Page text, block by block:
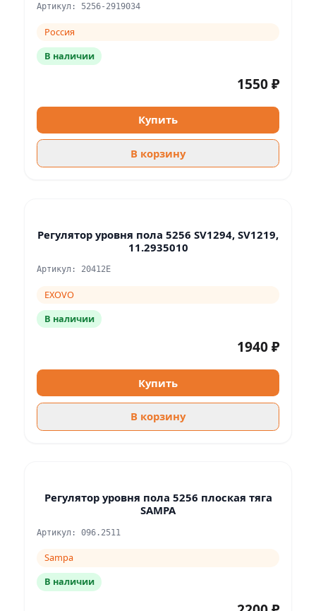
Артикул: 5256-2919034
Россия
В наличии
1550 ₽
Купить
В корзину
Регулятор уровня пола 5256 SV1294, SV1219,
11.2935010
Артикул: 20412E
EXOVO
В наличии
1940 ₽
Купить
В корзину
Регулятор уровня пола 5256 плоская тяга
SAMPA
Артикул: 096.2511
Sampa
В наличии